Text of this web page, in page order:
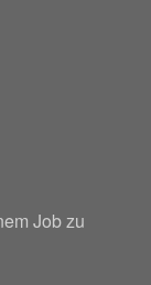
Job zu